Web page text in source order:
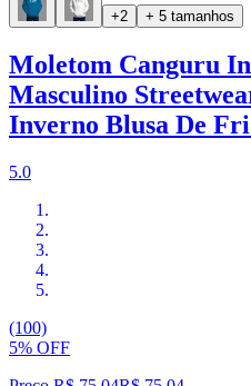
+2 + 5 tamanhos
Moletom Canguru
Masculino
Inverno Blusa De
5.0
(100)
5% OFF